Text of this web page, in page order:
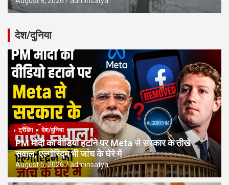
देश/दुनिया
ट्रेंडिंग देश/दुनिया
PM मोदी का वीडियो हटाने पर Meta से सरकार के तीखे
सवाल, एल्गोरिद्म भी जांच के घेरे में
August 5, 2026 adminsatya